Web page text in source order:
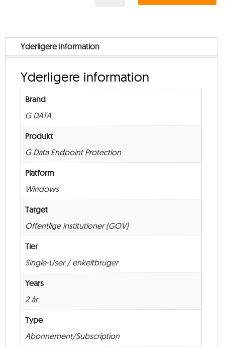
BUSINESS
–
–
–
24
Yderligere information
Yderligere information
Brand
G DATA
Produkt
G Data Endpoint Protection
Platform
Windows
Target
Offentlige institutioner (GOV)
Tier
Single-User / enkeltbruger
Years
2 år
Type
Abonnement/Subscription